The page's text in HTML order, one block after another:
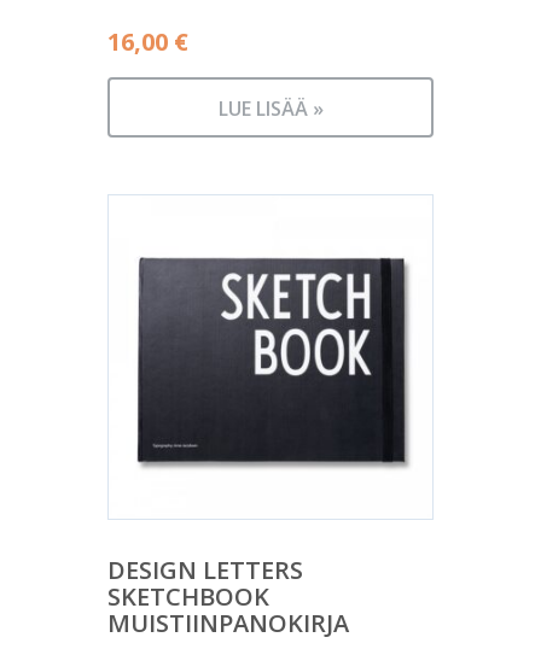
16,00 €
LUE LISÄÄ »
DESIGN LETTERS
SKETCHBOOK
MUISTIINPANOKIRJA